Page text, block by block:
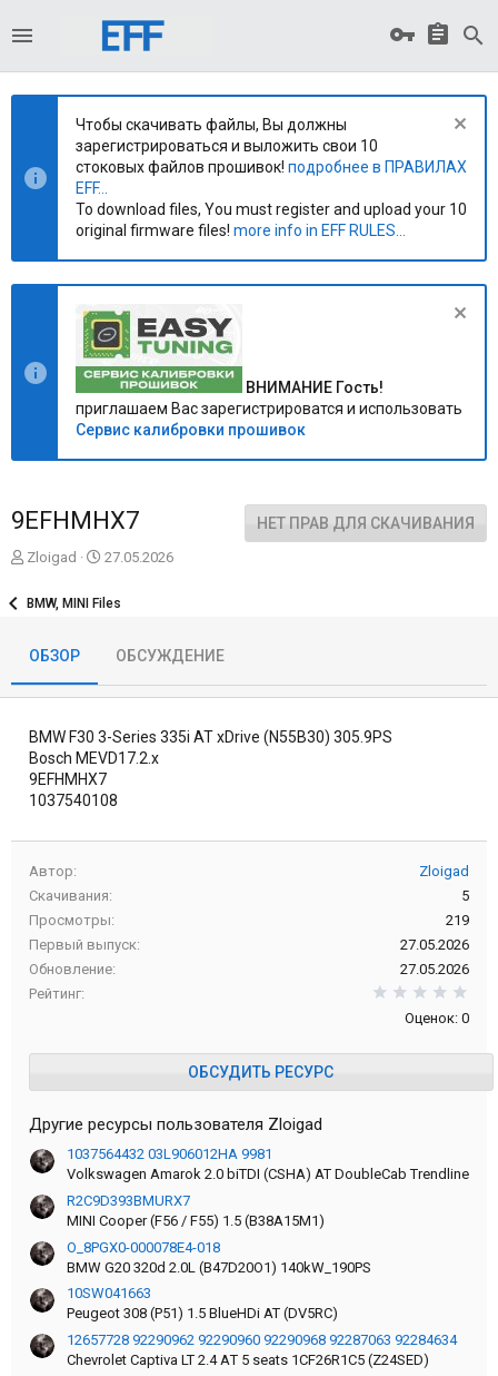
Чтобы скачивать файлы, Вы должны
зарегистрироваться и выложить свои 10
стоковых файлов прошивок! подробнее в ПРАВИЛАХ
EFF...
To download files, You must register and upload your 10
original firmware files! more info in EFF RULES...
ВНИМАНИЕ Гость!
приглашаем Вас зарегистрироватся и использовать
Сервис калибровки прошивок
9EFHMHX7 НЕТ ПРАВ ДЛЯ СКАЧИВАНИЯ
А
т
Zloigad
Д
т
д
н
и
я
27.05.2026
BMW, MINI Files
ОБЗОР ОБСУЖДЕНИЕ
BMW F30 3-Series 335i AT xDrive (N55B30) 305.9PS
Bosch MEVD17.2.x
9EFHMHX7
1037540108
Автор
Zloigad
Скачивания
5
Просмотры
219
Первый выпуск
27.05.2026
Обновление
27.05.2026
Рейтинг
Оценок: 0
ОБСУДИТЬ РЕСУРС
Другие ресурсы пользователя Zloigad
1037564432 03L906012HA 9981
Volkswagen Amarok 2.0 biTDI (CSHA) AT DoubleCab Trendline
R2C9D393BMURX7
MINI Cooper (F56 / F55) 1.5 (B38A15M1)
O_8PGX0-000078E4-018
BMW G20 320d 2.0L (B47D20O1) 140kW_190PS
10SW041663
Peugeot 308 (P51) 1.5 BlueHDi AT (DV5RC)
12657728 92290962 92290960 92290968 92287063 92284634
Chevrolet Captiva LT 2.4 АT 5 seats 1CF26R1С5 (Z24SED)